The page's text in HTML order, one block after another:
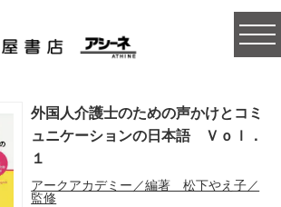
外国人介護士のための声かけとコミ
ュニケーションの日本語 Ｖｏｌ．
１
アークアカデミー／編著 松下やえ子／
監修